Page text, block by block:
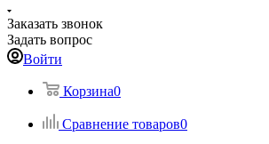
Заказать звонок
Задать вопрос
Войти
Корзина0
Сравнение товаров0